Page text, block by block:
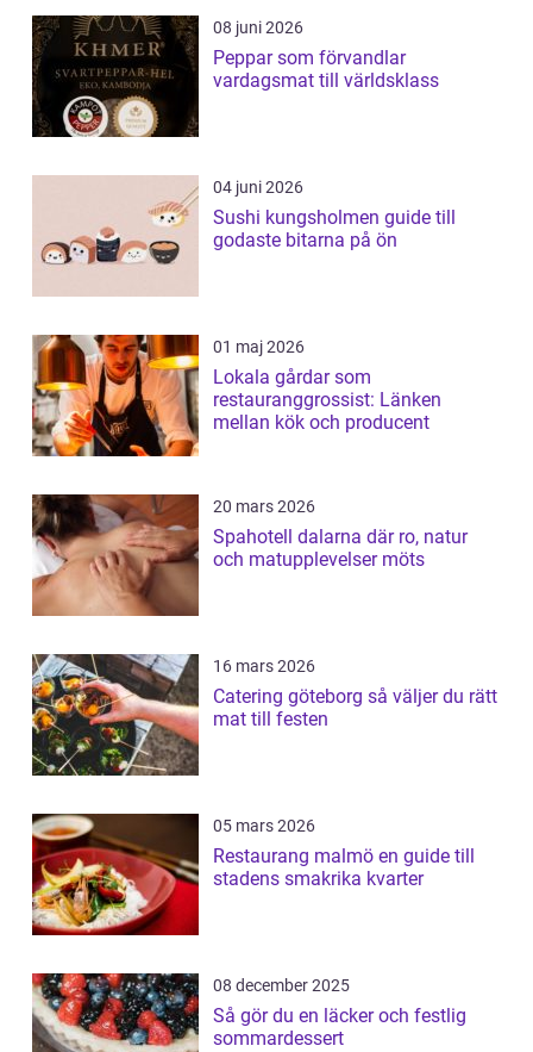
08 juni 2026
Peppar som förvandlar
vardagsmat till världsklass
04 juni 2026
Sushi kungsholmen guide till
godaste bitarna på ön
01 maj 2026
Lokala gårdar som
restauranggrossist: Länken
mellan kök och producent
20 mars 2026
Spahotell dalarna där ro, natur
och matupplevelser möts
16 mars 2026
Catering göteborg så väljer du rätt
mat till festen
05 mars 2026
Restaurang malmö en guide till
stadens smakrika kvarter
08 december 2025
Så gör du en läcker och festlig
sommardessert